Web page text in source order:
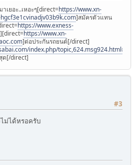
เยอะ..เหอะๆ[direct=https://www.xn-
]สมัครตัวแทน
https://www.exness-
https://www.xn-
]ต่อประกันรถยนต์[/direct]
index.php/
ด[/direct]
#3
ม่ได้หรอครับ